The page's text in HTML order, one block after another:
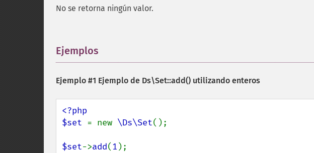
No se retorna ningún valor.
Ejemplos
Ejemplo #1 Ejemplo de Ds\Set::add() utilizando enteros
<?php
$set = new \Ds\Set();
$set->add(1